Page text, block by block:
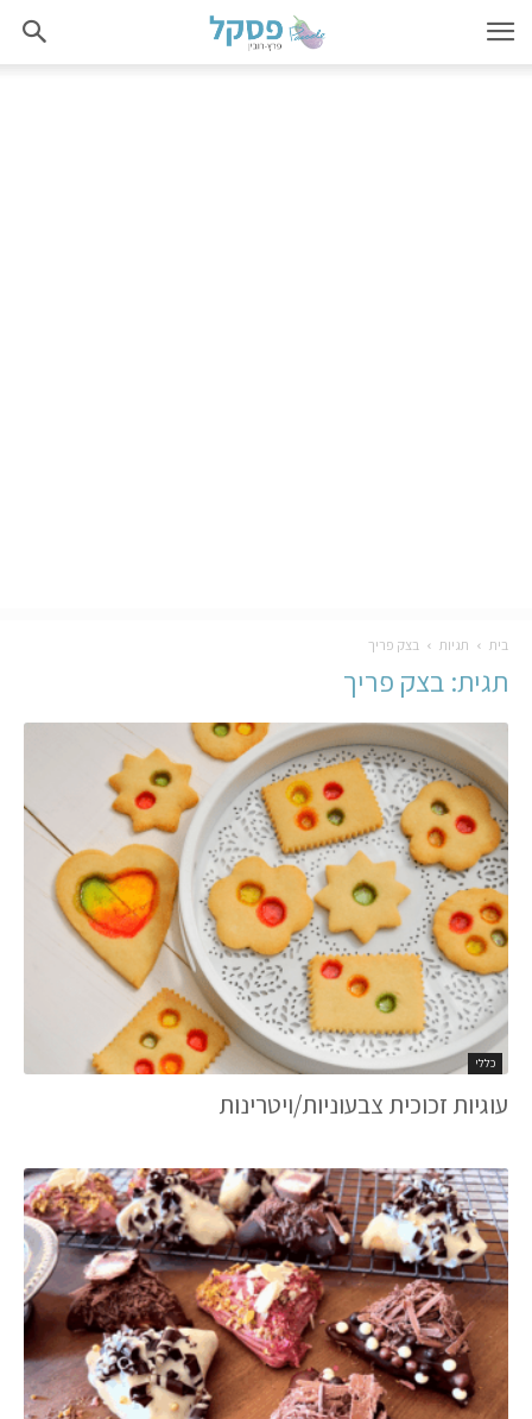
בית תגיות בצק פריך
תגית: בצק פריך
כללי
עוגיות זכוכית צבעוניות/ויטרינות